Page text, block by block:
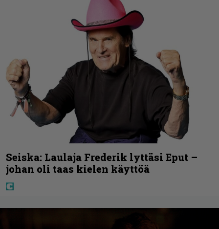
Seiska: Laulaja Frederik lyttäsi Eput –
johan oli taas kielen käyttöä